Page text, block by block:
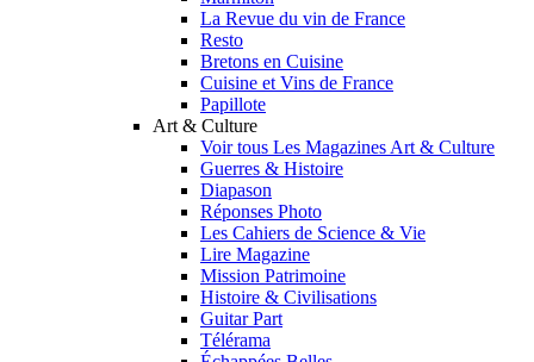
La Revue du vin de France
Resto
Bretons en Cuisine
Cuisine et Vins de France
Papillote
Art & Culture
Voir tous Les Magazines Art & Culture
Guerres & Histoire
Diapason
Réponses Photo
Les Cahiers de Science & Vie
Lire Magazine
Mission Patrimoine
Histoire & Civilisations
Guitar Part
Télérama